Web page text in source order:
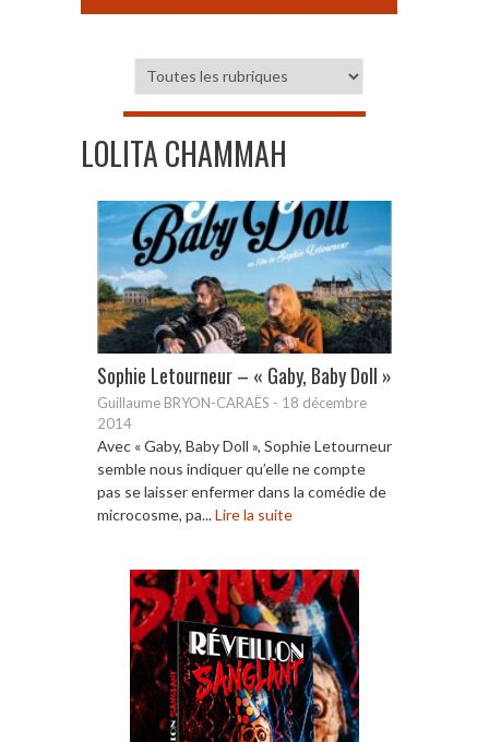
LOLITA CHAMMAH
Sophie Letourneur – « Gaby, Baby Doll »
Guillaume BRYON-CARAËS - 18 décembre
2014
Avec « Gaby, Baby Doll », Sophie Letourneur
semble nous indiquer qu’elle ne compte
pas se laisser enfermer dans la comédie de
microcosme, pa...Lire la suite